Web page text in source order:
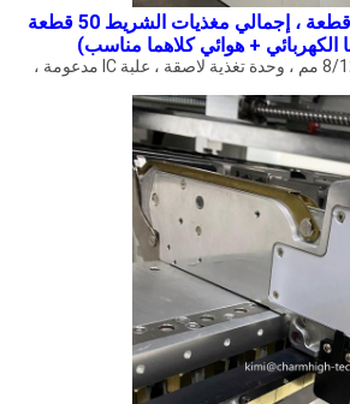
مغذيات كل جانب 25 قطعة ، إجمالي مغذيات الشريط 50 قطعة
+ هوائي كلاهما مناسب)
وحدة تغذية 8/12/16/24/32 مم ، وحدة تغذية لاصقة ، علبة IC مدعومة ،